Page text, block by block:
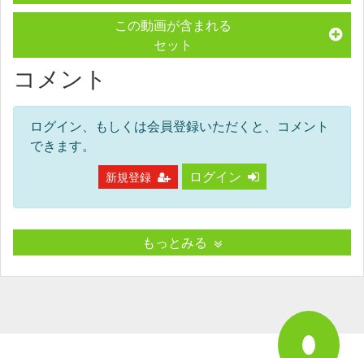
この動画が含まれる
セット
コメント
ログイン、もしくは会員登録いただくと、コメント
できます。
新規登録 ログイン
もっとみる